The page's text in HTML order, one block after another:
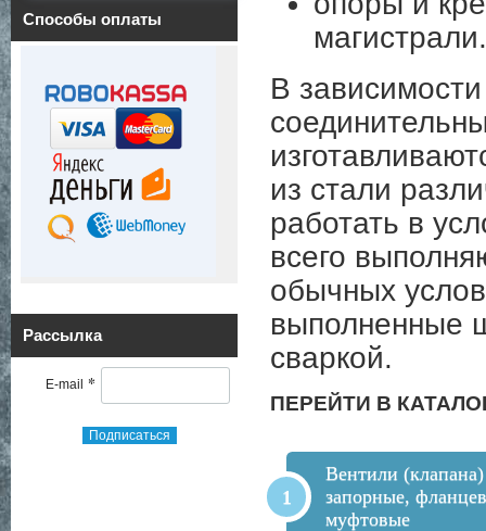
Способы оплаты
Рассылка
E-mail *
Подписаться
магистрали.
В
из стали
работать в
всего
обычных
выполненные
сваркой.
ПЕРЕЙТИ В
Вентили (клапана)
запорные,
муфтовые